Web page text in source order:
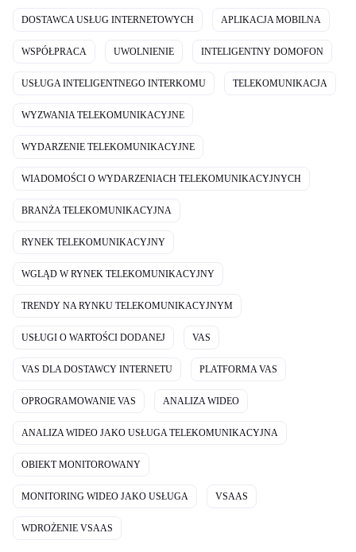
DOSTAWCA USŁUG INTERNETOWYCH APLIKACJA MOBILNA
WSPÓŁPRACA UWOLNIENIE INTELIGENTNY DOMOFON
USŁUGA INTELIGENTNEGO INTERKOMU TELEKOMUNIKACJA
WYZWANIA TELEKOMUNIKACYJNE
WYDARZENIE TELEKOMUNIKACYJNE
WIADOMOŚCI O WYDARZENIACH TELEKOMUNIKACYJNYCH
BRANŻA TELEKOMUNIKACYJNA
RYNEK TELEKOMUNIKACYJNY
WGLĄD W RYNEK TELEKOMUNIKACYJNY
TRENDY NA RYNKU TELEKOMUNIKACYJNYM
USŁUGI O WARTOŚCI DODANEJ VAS
VAS DLA DOSTAWCY INTERNETU PLATFORMA VAS
OPROGRAMOWANIE VAS ANALIZA WIDEO
ANALIZA WIDEO JAKO USŁUGA TELEKOMUNIKACYJNA
OBIEKT MONITOROWANY
MONITORING WIDEO JAKO USŁUGA VSAAS
WDROŻENIE VSAAS